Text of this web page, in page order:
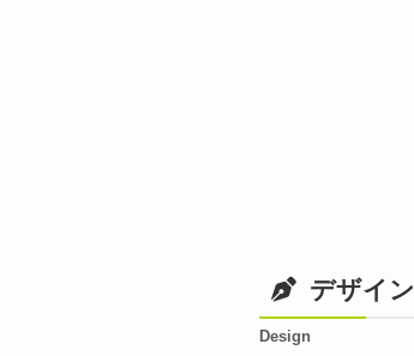
デザイン
Design